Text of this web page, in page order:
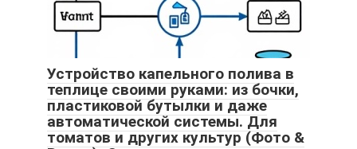
Устройство капельного полива в
теплице своими руками: из бочки,
пластиковой бутылки и даже
автоматической системы. Для
томатов и других культур (Фото &